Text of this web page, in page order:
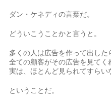
ダン・ケネディの言葉だ。
どういこうことかと言うと。
多くの人は広告を作って出した
全ての顧客がその広告を見てく
実は、ほとんど見られてすらい
ということだ。